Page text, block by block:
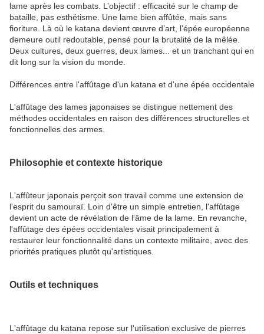
lame après les combats. L’objectif : efficacité sur le champ de
bataille, pas esthétisme. Une lame bien affûtée, mais sans
fioriture. Là où le katana devient œuvre d’art, l’épée européenne
demeure outil redoutable, pensé pour la brutalité de la mêlée.
Deux cultures, deux guerres, deux lames... et un tranchant qui en
dit long sur la vision du monde.
Différences entre l'affûtage d'un katana et d'une épée occidentale
L'affûtage des lames japonaises se distingue nettement des
méthodes occidentales en raison des différences structurelles et
fonctionnelles des armes.
Philosophie et contexte historique
L'affûteur japonais perçoit son travail comme une extension de
l'esprit du samouraï. Loin d'être un simple entretien, l'affûtage
devient un acte de révélation de l'âme de la lame. En revanche,
l'affûtage des épées occidentales visait principalement à
restaurer leur fonctionnalité dans un contexte militaire, avec des
priorités pratiques plutôt qu'artistiques.
Outils et techniques
L'affûtage du katana repose sur l'utilisation exclusive de pierres